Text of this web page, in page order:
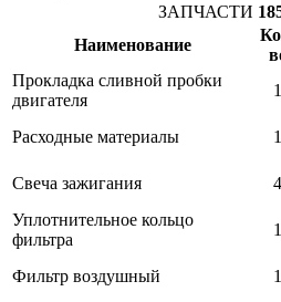
ЗАПЧАСТИ
Наименование
Прокладка сливной пробки
двигателя
1
Расходные материалы
1
Свеча зажигания
4
Уплотнительное кольцо
фильтра
1
Фильтр воздушный
1